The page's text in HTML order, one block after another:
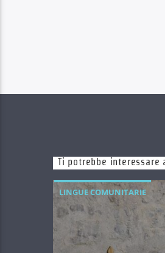
Ti potrebbe interessare
LINGUE COMUNITARIE